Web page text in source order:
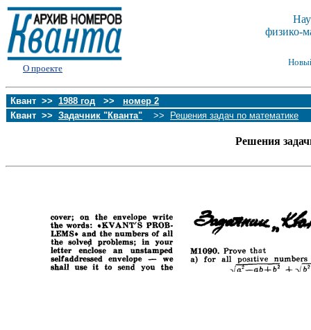
О проекте
физико-
Квант >> 1988 год >> номер 2
Квант >> Задачник "Кванта" >> Решения задач по математике
Решения